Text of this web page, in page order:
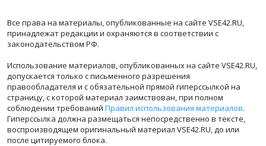
Все права на материалы, опубликованные на сайте VSE42.RU,
принадлежат редакции и охраняются в соответствии с
законодательством РФ.
Использование материалов, опубликованных на сайте VSE42.RU,
допускается только с письменного разрешения
правообладателя и с обязательной прямой гиперссылкой на
страницу, с которой материал заимствован, при полном
соблюдении требований Правил использования материалов.
Гиперссылка должна размещаться непосредственно в тексте,
воспроизводящем оригинальный материал VSE42.RU, до или
после цитируемого блока.